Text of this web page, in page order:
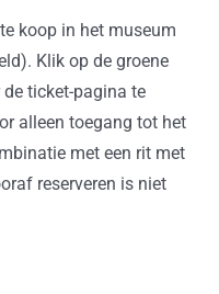
koop in het museum
Klik op de groene
ticket-pagina te
alleen toegang tot het
met een rit met
reserveren is niet